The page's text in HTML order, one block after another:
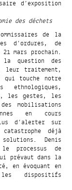
d’exposition
des déchets
de la
d’ordures, de
mars prochain.
question des
leur traitement,
touche notre
les gestes, les
mobilisations
en cours
d’alerter sur
déjà
Denis
processus de
prévaut dans la
en évoquant en
dispositifs